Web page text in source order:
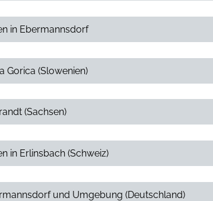
in Ebermannsdorf
Gorica (Slowenien)
(Sachsen)
in Erlinsbach (Schweiz)
und Umgebung (Deutschland)